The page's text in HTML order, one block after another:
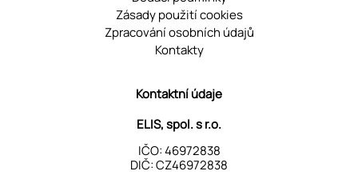
Zásady použití cookies
Zpracování osobních údajů
Kontakty
Kontaktní údaje
ELIS, spol. s r.o.
IČO: 46972838
DIČ: CZ46972838